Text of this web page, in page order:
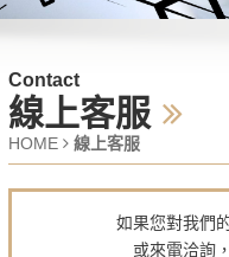
Contact
線上客服
HOME 線上客服
如果您對我們
或來電洽詢